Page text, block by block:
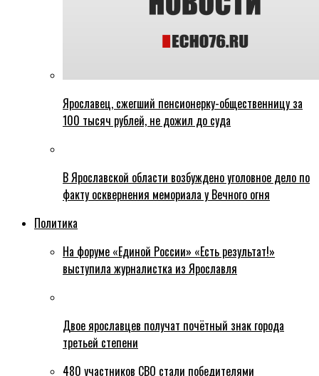
Ярославец, сжегший пенсионерку-общественницу за
100 тысяч рублей, не дожил до суда
В Ярославской области возбуждено уголовное дело по
факту осквернения мемориала у Вечного огня
Политика
На форуме «Единой России» «Есть результат!»
выступила журналистка из Ярославля
Двое ярославцев получат почётный знак города
третьей степени
480 участников СВО стали победителями